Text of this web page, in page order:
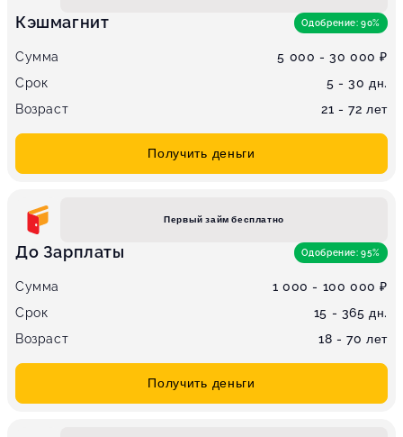
Кэшмагнит Одобрение: 90%
Сумма
5 000 - 30 000 ₽
Срок
5 - 30 дн.
Возраст
21 - 72 лет
Получить деньги
Первый займ бесплатно
До Зарплаты Одобрение: 95%
Сумма
1 000 - 100 000 ₽
Срок
15 - 365 дн.
Возраст
18 - 70 лет
Получить деньги